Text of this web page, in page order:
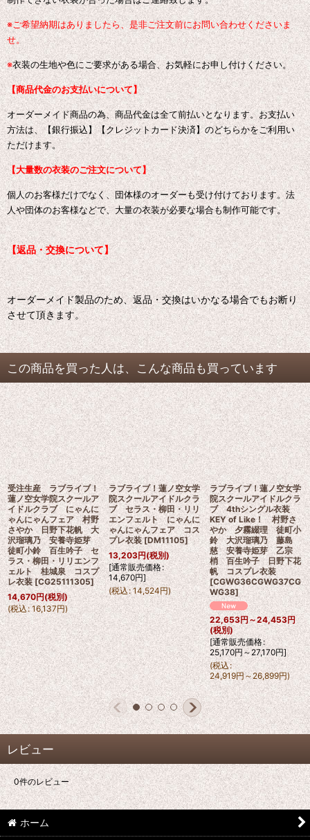
※ご希望納期はありましたら、是非ご注文前にお問い合わせくださいま
せ。
※衣装の生地や色にご要求がある場合、お気軽にお申し付けください。
【商品代金のお支払いについて】
オーダーメイド商品の為、商品代金は全て前払いとなります。お支払い
方法は、【銀行振込】【クレジットカード決済】のどちらかをご利用い
ただけます。
【大量数の衣装のご注文について】
個人のお客様だけでなく、団体様のオーダーも受け付けております。法
人や団体のお客様などで、大量の衣装が必要な場合も制作可能です。
【返品・交換について】
オーダーメイド製品のため、返品・交換はいかなる場合でもお断り
させて頂きます。
この商品を買った人は、こんな商品も買っています
受注生産 ラブライブ！
蓮ノ空女学院スクールア
イドルクラブ にゃんに
ゃんにゃんフェア 村野
さやか 日野下花帆 大
沢瑠璃乃 安養寺姫芽
徒町小鈴 百生吟子 セ
ラス・柳田・リリエンフ
ェルト 桂城泉 コスプ
レ衣装 [CG25111305]
14,670円(税別)
(税込: 16,137円)
ラブライブ！蓮ノ空女学
院スクールアイドルクラ
ブ セラス・柳田・リリ
エンフェルト にゃんに
ゃんにゃんフェア コス
プレ衣装 [DM11105]
13,203円(税別)
[通常販売価格:
14,670円]
(税込: 14,524円)
ラブライブ！蓮ノ空女学
院スクールアイドルクラ
ブ 4thシングル衣装
KEY of Like！ 村野さ
やか 夕霧綴理 徒町小
鈴 大沢瑠璃乃 藤島
慈 安養寺姫芽 乙宗
梢 百生吟子 日野下花
帆 コスプレ衣装
[CGWG36CGWG37CG
WG38]
22,653円～24,453円
(税別)
[通常販売価格:
25,170円～27,170円]
(税込:
24,919円～26,899円)
レビュー
0件のレビュー
ホーム